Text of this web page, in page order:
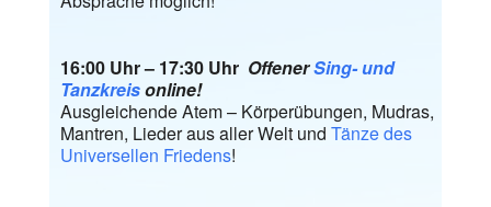
16:00 Uhr – 17:30 Uhr OffenerSing- und
Tanzkreisonline!
Ausgleichende Atem – Körperübungen, Mudras,
Mantren, Lieder aus aller Welt und Tänze des
Universellen Friedens!